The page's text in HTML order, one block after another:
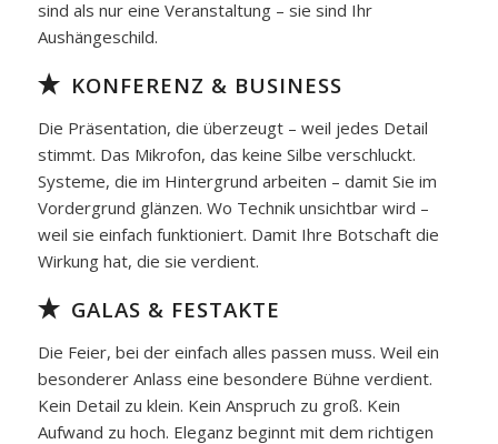
sind als nur eine Veranstaltung – sie sind Ihr
Aushängeschild.
KONFERENZ & BUSINESS
Die Präsentation, die überzeugt – weil jedes Detail
stimmt. Das Mikrofon, das keine Silbe verschluckt.
Systeme, die im Hintergrund arbeiten – damit Sie im
Vordergrund glänzen. Wo Technik unsichtbar wird –
weil sie einfach funktioniert. Damit Ihre Botschaft die
Wirkung hat, die sie verdient.
GALAS & FESTAKTE
Die Feier, bei der einfach alles passen muss. Weil ein
besonderer Anlass eine besondere Bühne verdient.
Kein Detail zu klein. Kein Anspruch zu groß. Kein
Aufwand zu hoch. Eleganz beginnt mit dem richtigen